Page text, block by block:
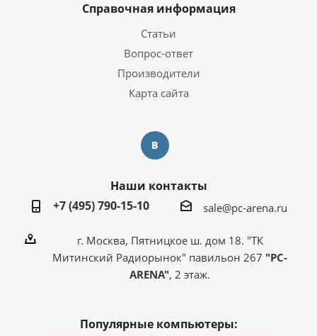
Справочная информация
Статьи
Вопрос-ответ
Производители
Карта сайта
Наши контакты
+7 (495) 790-15-10
sale@pc-arena.ru
г. Москва, Пятницкое ш. дом 18. "ТК
Митинский Радиорынок" павильон 267 "PC-
ARENA", 2 этаж.
Популярные компьютеры: